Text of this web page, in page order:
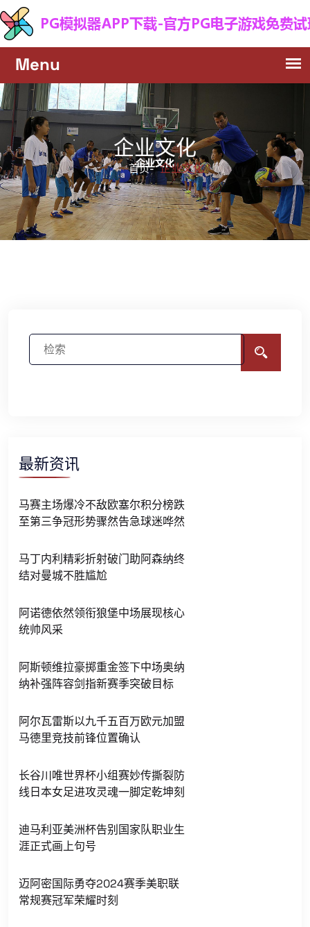
企业文化
首页- 企业文化
最新资讯
马赛主场爆冷不敌欧塞尔积分榜跌
至第三争冠形势骤然告急球迷哗然
马丁内利精彩折射破门助阿森纳终
结对曼城不胜尴尬
阿诺德依然领衔狼堡中场展现核心
统帅风采
阿斯顿维拉豪掷重金签下中场奥纳
纳补强阵容剑指新赛季突破目标
阿尔瓦雷斯以九千五百万欧元加盟
马德里竞技前锋位置确认
长谷川唯世界杯小组赛妙传撕裂防
线日本女足进攻灵魂一脚定乾坤刻
迪马利亚美洲杯告别国家队职业生
涯正式画上句号
迈阿密国际勇夺2024赛季美职联
常规赛冠军荣耀时刻